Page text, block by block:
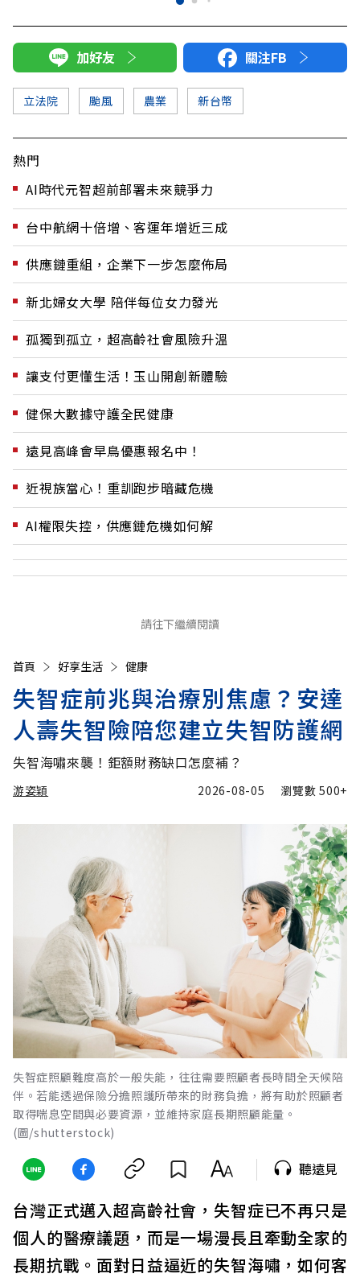
加好友 關注FB
立法院 颱風 農業 新台幣
熱門
AI時代元智超前部署未來競爭力
台中航網十倍增、客運年增近三成
供應鏈重組，企業下一步怎麼佈局
新北婦女大學 陪伴每位女力發光
孤獨到孤立，超高齡社會風險升溫
讓支付更懂生活！玉山開創新體驗
健保大數據守護全民健康
遠見高峰會早鳥優惠報名中！
近視族當心！重訓跑步暗藏危機
AI權限失控，供應鏈危機如何解
請往下繼續閱讀
首頁 好享生活 健康
失智症前兆與治療別焦慮？安達
人壽失智險陪您建立失智防護網
失智海嘯來襲！鉅額財務缺口怎麼補？
游姿穎 2026-08-05 瀏覽數500+
失智症照顧難度高於一般失能，往往需要照顧者長時間全天候陪
伴。若能透過保險分擔照護所帶來的財務負擔，將有助於照顧者
取得喘息空間與必要資源，並維持家庭長期照顧能量。
(圖/shutterstock)
聽遠見
台灣正式邁入超高齡社會，失智症已不再只是
個人的醫療議題，而是一場漫長且牽動全家的
長期抗戰。面對日益逼近的失智海嘯，如何客